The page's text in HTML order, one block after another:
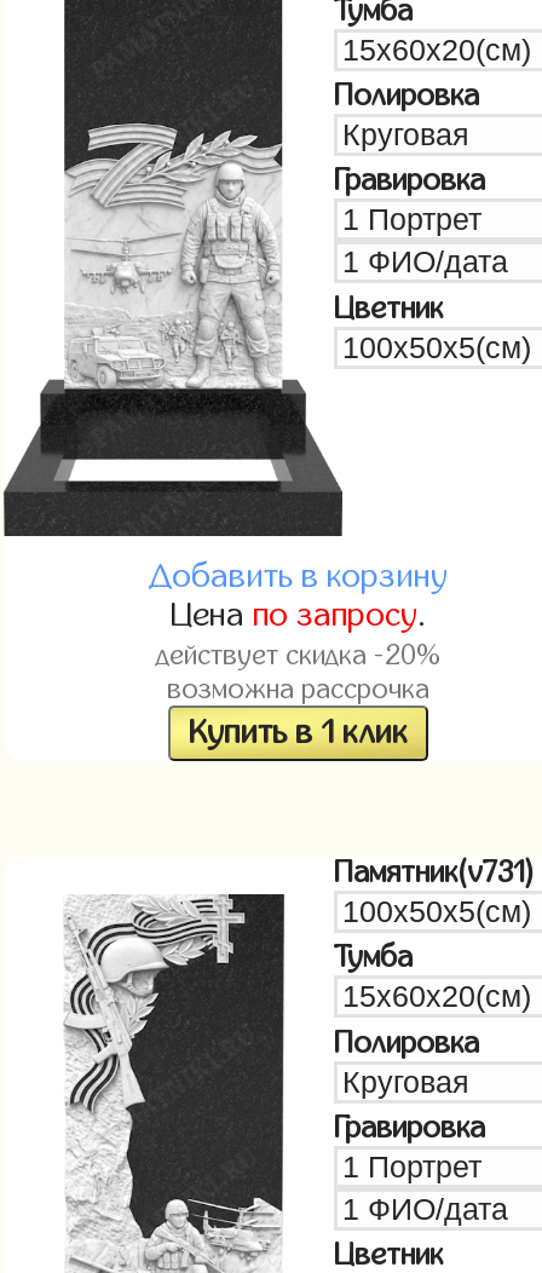
Тумба
Полировка
Гравировка
Цветник
Добавить в корзину
Цена по запросу.
действует скидка -20%
возможна рассрочка
Купить в 1 клик
Памятник(v731)
Тумба
Полировка
Гравировка
Цветник